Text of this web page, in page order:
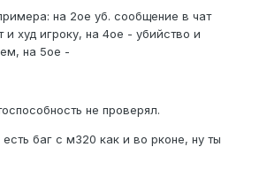
на 2ое уб. сообщение в чат
и худ игроку, на 4ое - убийство и
на 5ое -
не проверял.
баг с м320 как и во рконе, ну ты